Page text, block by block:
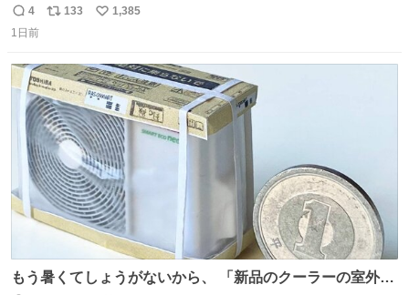
円で作れる知育時計作ってみた！ めっちゃ簡単！ ありがと
う先人！
返
信
4
リ
ト
数
133
い
数
1,385
1日前
もう暑くてしょうがないから、 「新品のクーラーの室外機